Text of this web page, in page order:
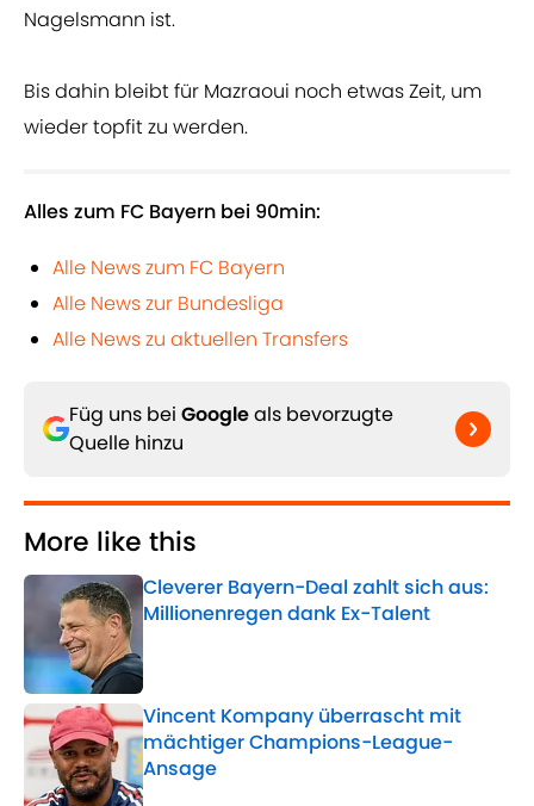
Nagelsmann ist.
Bis dahin bleibt für Mazraoui noch etwas Zeit, um
wieder topfit zu werden.
Alles zum FC Bayern bei 90min:
Alle News zum FC Bayern
Alle News zur Bundesliga
Alle News zu aktuellen Transfers
Füg uns bei Googleals bevorzugte
Quelle hinzu
More like this
Cleverer Bayern-Deal zahlt sich aus:
Millionenregen dank Ex-Talent
Vincent Kompany überrascht mit
mächtiger Champions-League-
Ansage
Published by on Invalid Date